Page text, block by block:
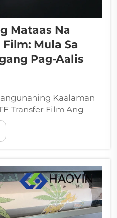
Mataas Na
Mula Sa
Pag-Aalis
Kaalaman
Transfer Film Ang
ay
ng custom
tela. Sa puso ng
polyethylene t...